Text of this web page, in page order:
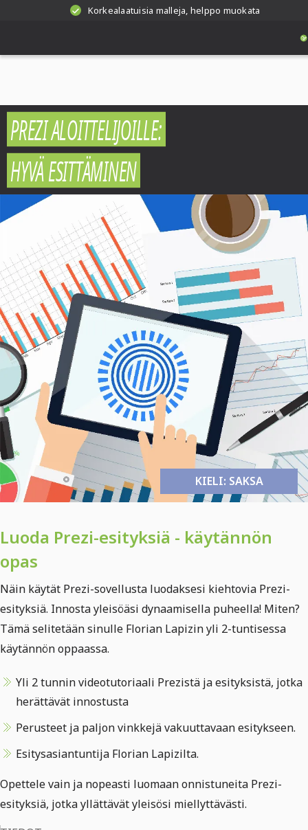
Korkealaatuisia malleja, helppo muokata
PREZI ALOITTELIJOILLE:
HYVÄ ESITTÄMINEN
KIELI: SAKSA
Luoda Prezi-esityksiä - käytännön
opas
Näin käytät Prezi-sovellusta luodaksesi kiehtovia Prezi-
esityksiä. Innosta yleisöäsi dynaamisella puheella! Miten?
Tämä selitetään sinulle Florian Lapizin yli 2-tuntisessa
käytännön oppaassa.
Yli 2 tunnin videotutoriaali Prezistä ja esityksistä, jotka
herättävät innostusta
Perusteet ja paljon vinkkejä vakuuttavaan esitykseen.
Esitysasiantuntija Florian Lapizilta.
Opettele vain ja nopeasti luomaan onnistuneita Prezi-
esityksiä, jotka yllättävät yleisösi miellyttävästi.